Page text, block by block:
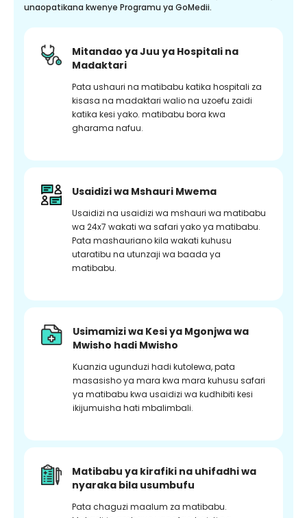
unaopatikana kwenye Programu ya GoMedii.
Mitandao ya Juu ya Hospitali na
Madaktari
Pata ushauri na matibabu katika hospitali za
kisasa na madaktari walio na uzoefu zaidi
katika kesi yako. matibabu bora kwa
gharama nafuu.
Usaidizi wa Mshauri Mwema
Usaidizi na usaidizi wa mshauri wa matibabu
wa 24x7 wakati wa safari yako ya matibabu.
Pata mashauriano kila wakati kuhusu
utaratibu na utunzaji wa baada ya
matibabu.
Usimamizi wa Kesi ya Mgonjwa wa
Mwisho hadi Mwisho
Kuanzia ugunduzi hadi kutolewa, pata
masasisho ya mara kwa mara kuhusu safari
ya matibabu kwa usaidizi wa kudhibiti kesi
ikijumuisha hati mbalimbali.
Matibabu ya kirafiki na uhifadhi wa
nyaraka bila usumbufu
Pata chaguzi maalum za matibabu.